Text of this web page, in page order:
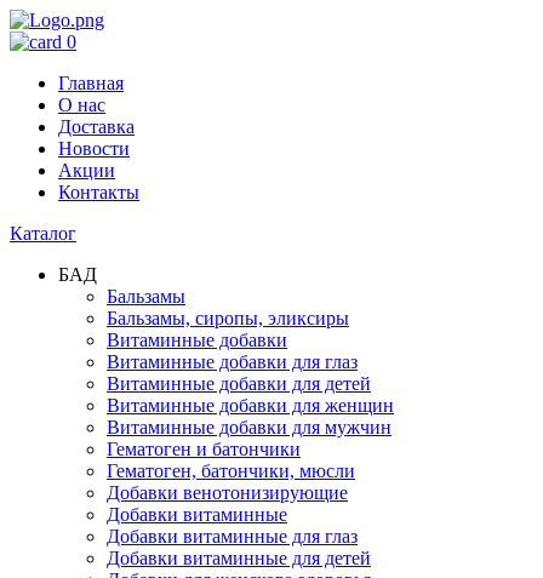
0
Главная
О нас
Доставка
Новости
Акции
Контакты
Каталог
БАД
Бальзамы
Бальзамы, сиропы, эликсиры
Витаминные добавки
Витаминные добавки для глаз
Витаминные добавки для детей
Витаминные добавки для женщин
Витаминные добавки для мужчин
Гематоген и батончики
Гематоген, батончики, мюсли
Добавки венотонизирующие
Добавки витаминные
Добавки витаминные для глаз
Добавки витаминные для детей